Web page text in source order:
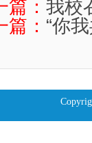
篇：我校
篇： “你